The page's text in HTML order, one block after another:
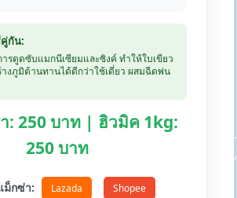
กัน:
รดูดซับแมกนีเซียมและซิงค์ ทำให้ใบเขียว
างภูมิต้านทานได้ดีกว่าใช้เดี่ยว ผสมฉีดพ่น
: 250 บาท | ฮิวมิค 1kg:
250 บาท
ม็กซ่า: Lazada Shopee